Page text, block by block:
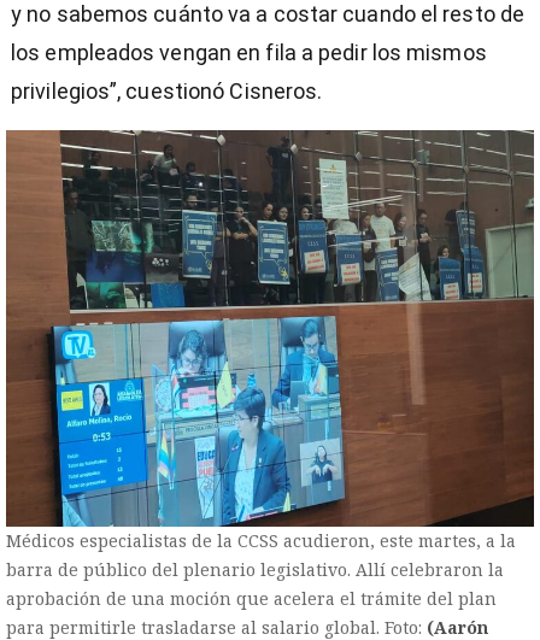
y no sabemos cuánto va a costar cuando el resto de
los empleados vengan en fila a pedir los mismos
privilegios”, cuestionó Cisneros.
Médicos especialistas de la CCSS acudieron, este martes, a la
barra de público del plenario legislativo. Allí celebraron la
aprobación de una moción que acelera el trámite del plan
para permitirle trasladarse al salario global. Foto: (Aarón